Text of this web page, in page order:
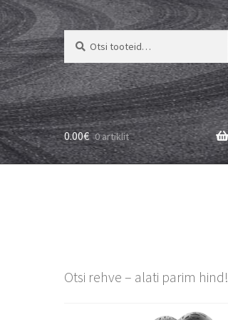
Otsi:
Otsi
0.00€ 0 artiklit
Otsi rehve – alati parim hind!